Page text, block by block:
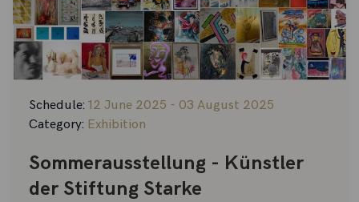
Schedule: 12 June 2025 - 03 August 2025
Category: Exhibition
Sommerausstellung - Künstler
der Stiftung Starke